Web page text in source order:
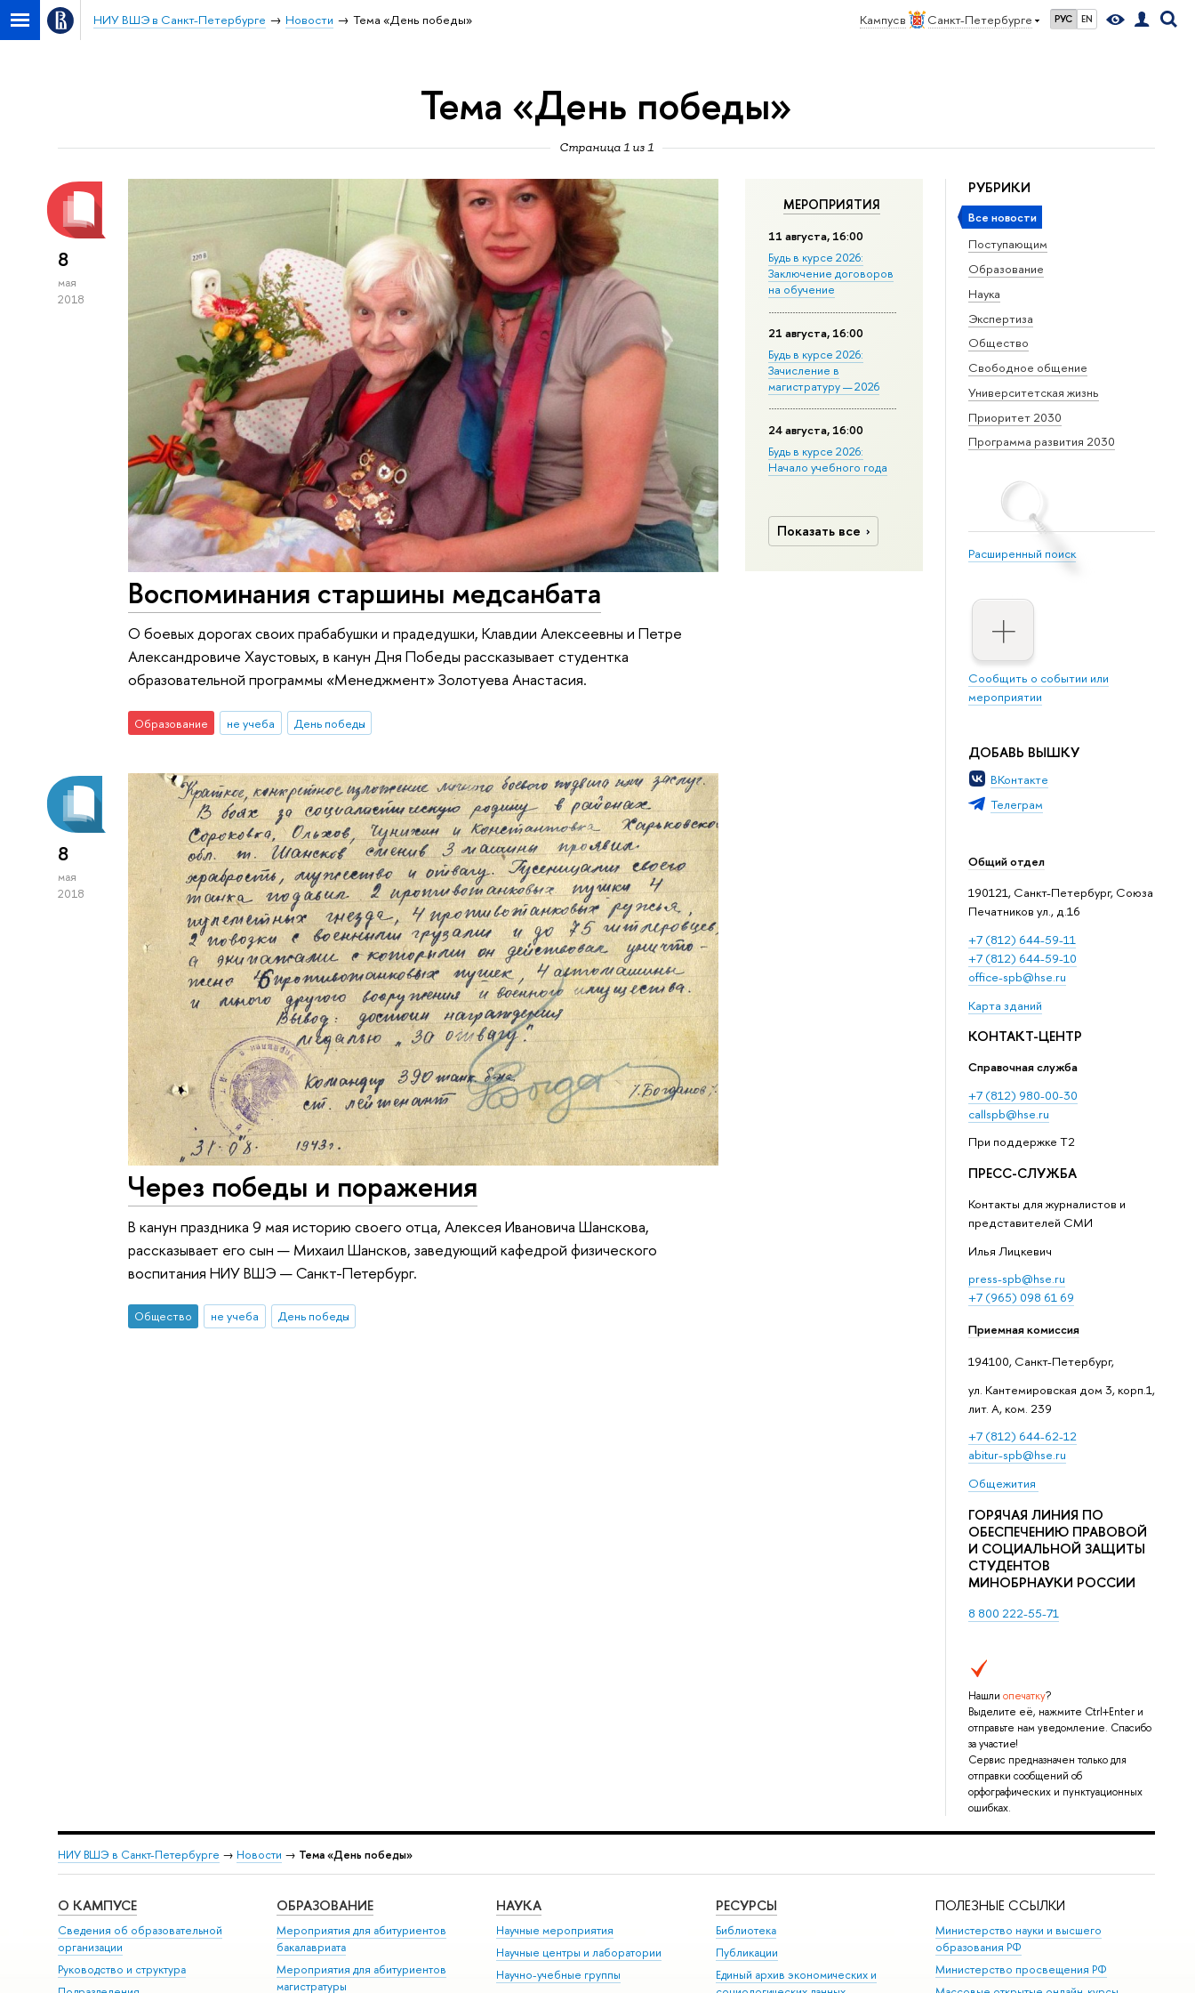
Кампус в Санкт-Петербурге РУС EN
НИУ ВШЭ в Санкт-Петербурге Новости Тема «День победы»
Тема «День победы»
Страница 1 из 1
РУБРИКИ
Все новости
Поступающим
Образование
Наука
Экспертиза
Общество
Свободное общение
Университетская жизнь
Приоритет 2030
Программа развития 2030
Расширенный поиск
Сообщить о событии или
мероприятии
ДОБАВЬ ВЫШКУ
ВКонтакте
Телеграм
Общий отдел
190121, Санкт-Петербург, Союза
Печатников ул., д.16
+7 (812) 644-59-11
+7 (812) 644-59-10
office-spb@hse.ru
Карта зданий
КОНТАКТ-ЦЕНТР
Справочная служба
+7 (812) 980-00-30
callspb@hse.ru
При поддержке T2
ПРЕСС-СЛУЖБА
Контакты для журналистов и
представителей СМИ
Илья Лицкевич
press-spb@hse.ru
+7 (965) 098 61 69
Приемная комиссия
194100, Санкт-Петербург,
ул. Кантемировская дом 3, корп.1,
лит. А, ком. 239
+7 (812) 644-62-12
abitur-spb@hse.ru
Общежития
ГОРЯЧАЯ ЛИНИЯ ПО
ОБЕСПЕЧЕНИЮ ПРАВОВОЙ
И СОЦИАЛЬНОЙ ЗАЩИТЫ
СТУДЕНТОВ
МИНОБРНАУКИ РОССИИ
8 800 222-55-71
Нашли опечатку?
Выделите её, нажмите Ctrl+Enter и
отправьте нам уведомление. Спасибо
за участие!
Сервис предназначен только для
отправки сообщений об
орфографических и пунктуационных
ошибках.
МЕРОПРИЯТИЯ
11 августа, 16:00
Будь в курсе 2026:
Заключение договоров
на обучение
21 августа, 16:00
Будь в курсе 2026:
Зачисление в
магистратуру — 2026
24 августа, 16:00
Будь в курсе 2026:
Начало учебного года
Показать все
8
мая
2018
Воспоминания старшины медсанбата
О боевых дорогах своих прабабушки и прадедушки, Клавдии Алексеевны и Петре
Александровиче Хаустовых, в канун Дня Победы рассказывает студентка
образовательной программы «Менеджмент» Золотуева Анастасия.
Образование не учеба День победы
8
мая
2018
Через победы и поражения
В канун праздника 9 мая историю своего отца, Алексея Ивановича Шанскова,
рассказывает его сын — Михаил Шансков, заведующий кафедрой физического
воспитания НИУ ВШЭ — Санкт-Петербург.
Общество не учеба День победы
НИУ ВШЭ в Санкт-Петербурге → Новости → Тема «День победы»
О КАМПУСЕ
Сведения об образовательной
организации
Руководство и структура
ОБРАЗОВАНИЕ
Мероприятия для абитуриентов
бакалавриата
Мероприятия для абитуриентов
магистратуры
НАУКА
Научные мероприятия
Научные центры и лаборатории
Научно-учебные группы
РЕСУРСЫ
Библиотека
Публикации
Единый архив экономических и
ПОЛЕЗНЫЕ ССЫЛКИ
Министерство науки и высшего
образования РФ
Министерство просвещения РФ